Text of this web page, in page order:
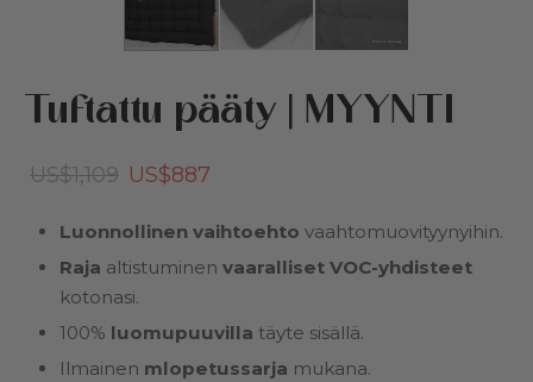
Tuftattu pääty | MYYNTI
US$1,109
Alkuperäinen
US$1,109.
US$887
Nykyinen
US$887.
Luonnollinen vaihtoehto vaahtomuovityynyihin.
Raja altistuminenvaaralliset VOC-yhdisteet
kotonasi.
100% luomupuuvilla täyte sisällä.
Ilmainen mlopetussarja mukana.
Cottonedista
& lastentarha
vuoteet
& puuvillatäyte